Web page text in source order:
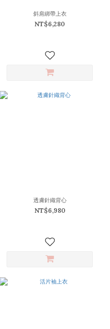
斜肩綁帶上衣
NT$6,280
透膚針織背心
NT$6,980